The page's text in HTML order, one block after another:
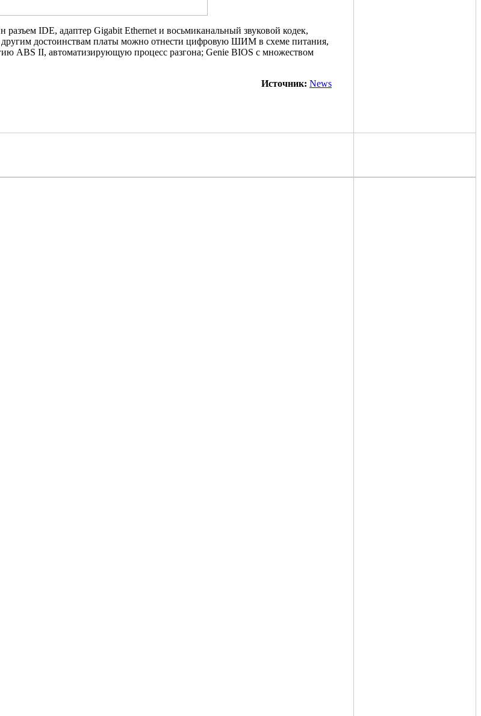
IDE, адаптер Gigabit Ethernet и восьмиканальный звуковой кодек,
достоинствам платы можно отнести цифровую ШИМ в схеме питания,
ABS II, автоматизирующую процесс разгона; Genie BIOS с множеством
Источник: News